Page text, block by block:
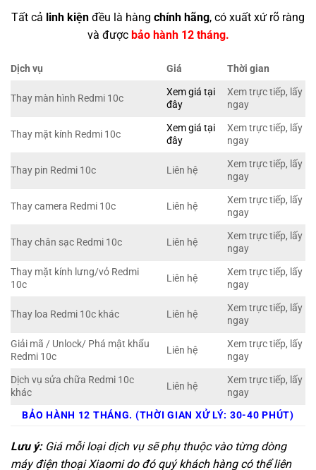
Tất cả linh kiện đều là hàng chính hãng, có xuất xứ rõ ràng
và được bảo hành 12 tháng.
Dịch vụ Giá Thời gian
Thay màn hình Redmi 10c
Xem giá tại
đây
Xem trực tiếp, lấy
ngay
Thay mặt kính Redmi 10c
Xem giá tại
đây
Xem trực tiếp, lấy
ngay
Thay pin Redmi 10c Liên hệ
Xem trực tiếp, lấy
ngay
Thay camera Redmi 10c Liên hệ
Xem trực tiếp, lấy
ngay
Thay chân sạc Redmi 10c Liên hệ
Xem trực tiếp, lấy
ngay
Thay mặt kính lưng/vỏ Redmi
10c
Liên hệ
Xem trực tiếp, lấy
ngay
Thay loa Redmi 10c khác Liên hệ
Xem trực tiếp, lấy
ngay
Giải mã / Unlock/ Phá mật khẩu
Redmi 10c
Liên hệ
Xem trực tiếp, lấy
ngay
Dịch vụ sửa chữa Redmi 10c
khác
Liên hệ
Xem trực tiếp, lấy
ngay
BẢO HÀNH 12 THÁNG. (THỜI GIAN XỬ LÝ: 30-40 PHÚT)
Lưu ý:Giá mỗi loại dịch vụ sẽ phụ thuộc vào từng dòng
máy điện thoại Xiaomi do đó quý khách hàng có thể liên